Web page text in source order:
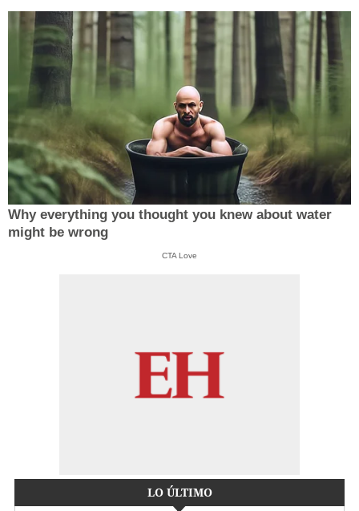
Why everything you thought you knew about water
might be wrong
CTA Love
LO ÚLTIMO